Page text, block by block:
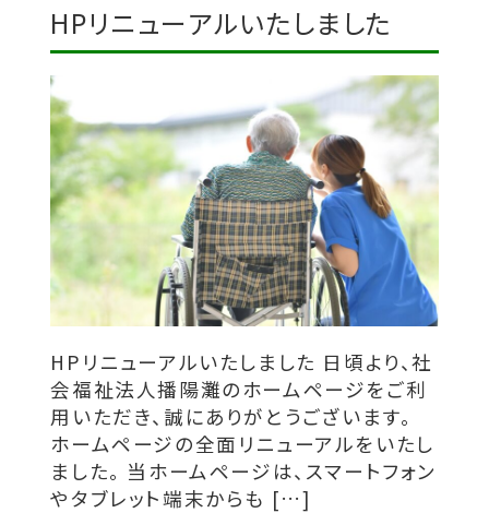
HPリニューアルいたしました
HPリニューアルいたしました 日頃より、社
会福祉法人播陽灘のホームページをご利
用いただき、誠にありがとうございます。
ホームページの全面リニューアルをいたし
ました。 当ホームページは、スマートフォン
やタブレット端末からも […]